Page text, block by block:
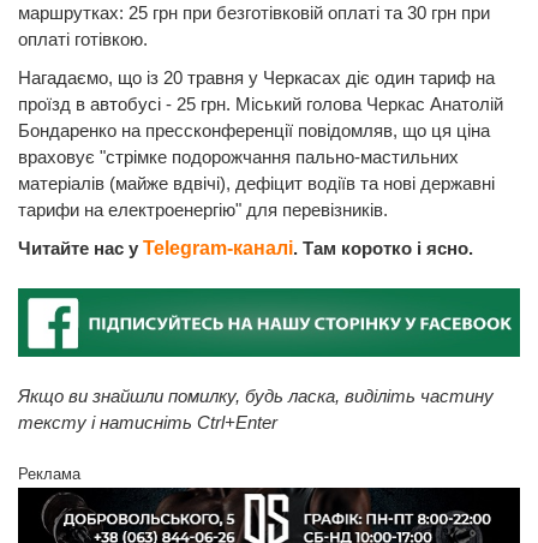
маршрутках: 25 грн при безготівковій оплаті та 30 грн при
оплаті готівкою.
Нагадаємо, що із 20 травня у Черкасах діє один тариф на
проїзд в автобусі - 25 грн. Міський голова Черкас Анатолій
Бондаренко на прессконференції повідомляв, що ця ціна
враховує "стрімке подорожчання пально-мастильних
матеріалів (майже вдвічі), дефіцит водіїв та нові державні
тарифи на електроенергію" для перевізників.
Читайте нас у Telegram-каналі. Там коротко і ясно.
Якщо ви знайшли помилку, будь ласка, виділіть частину
тексту і натисніть Ctrl+Enter
Реклама